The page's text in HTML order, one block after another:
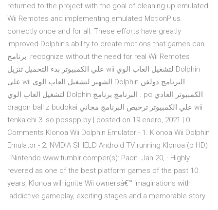
returned to the project with the goal of cleaning up emulated
Wii Remotes and implementing emulated MotionPlus
correctly once and for all. These efforts have greatly
improved Dolphin's ability to create motions that games can
recognize without the need for real Wii Remotes. برنامج
Dolphin لتشغيل العاب الوي wii علي الكمبيوتر بدء التحميل تنزيل
البرنامج دولفن Dolphin الشهير لتشغيل العاب الوي wii علي
الكمبيوتر العادي pc . البرنامج برنامج Dolphin لتشغيل العاب الوي
wii علي الكمبيوتر ترخيص البرنامج مجاني dragon ball z budokai
tenkaichi 3 iso ppsspp by | posted on 19 enero, 2021 | 0
Comments Klonoa Wii Dolphin Emulator - 1. Klonoa Wii Dolphin
Emulator - 2. NVIDIA SHIELD Android TV running Klonoa (p HD)
- Nintendo www.tumblr.comper(s): Paon. Jan 20, · Highly
revered as one of the best platform games of the past 10
years, Klonoa will ignite Wii ownersâ€™ imaginations with
addictive gameplay, exciting stages and a memorable story.